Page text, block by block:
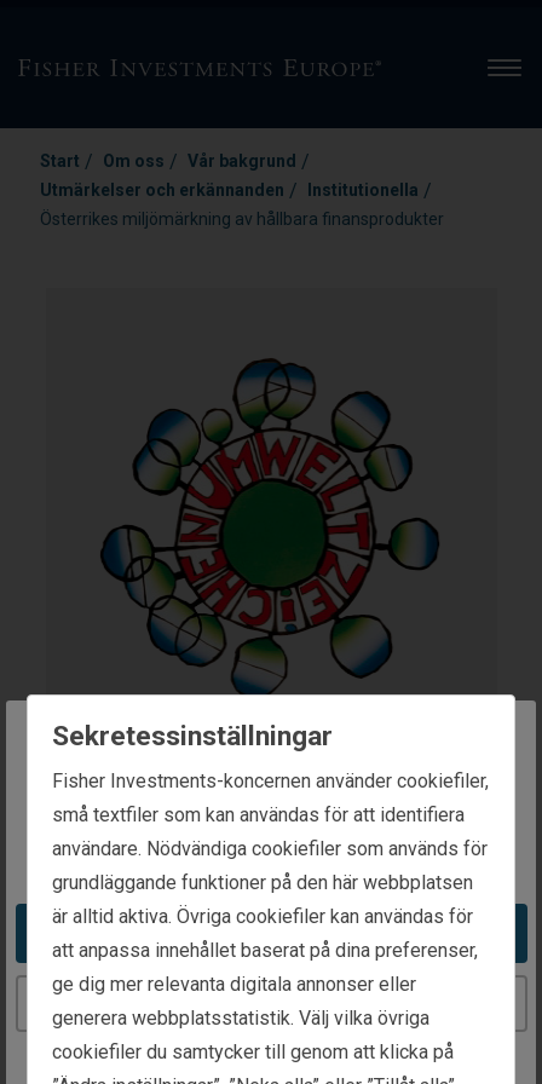
The website you are trying to reach is
intended for investors in Sweden
You appear to be in the United States
Take me to the United States website
Start / Om oss / Vår bakgrund /
Utmärkelser och erkännanden / Institutionella /
Österrikes miljömärkning av hållbara finansprodukter
Österrikes
miljömärkning av
hållbara
finansprodukter
Utdelad av
Österrikes turism- och
hållbarhetsdepartement
Sekretessinställningar
Fisher Investments-koncernen använder cookiefiler,
små textfiler som kan användas för att identifiera
användare. Nödvändiga cookiefiler som används för
grundläggande funktioner på den här webbplatsen
är alltid aktiva. Övriga cookiefiler kan användas för
att anpassa innehållet baserat på dina preferenser,
ge dig mer relevanta digitala annonser eller
generera webbplatsstatistik. Välj vilka övriga
cookiefiler du samtycker till genom att klicka på